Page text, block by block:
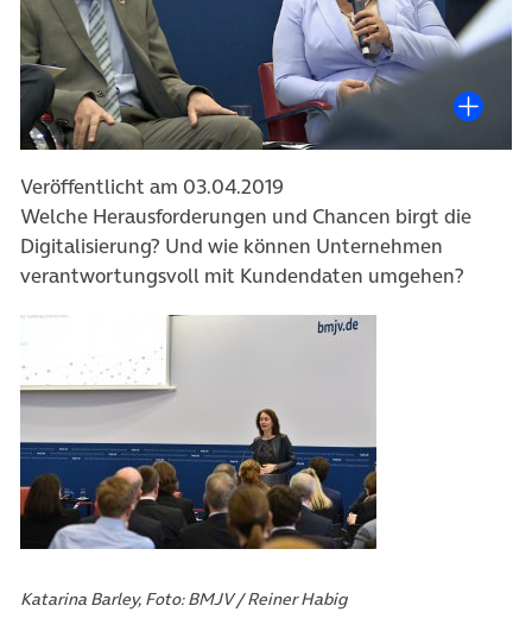
Veröffentlicht am 03.04.2019
Welche Herausforderungen und Chancen birgt die
Digitalisierung? Und wie können Unternehmen
verantwortungsvoll mit Kundendaten umgehen?
Katarina Barley, Foto: BMJV / Reiner Habig